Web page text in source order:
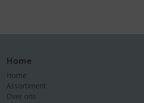
Home
Home
Assortiment
Over ons